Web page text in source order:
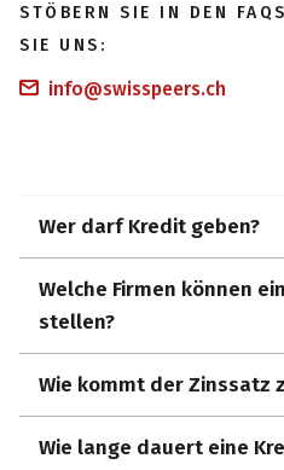
STÖBERN SIE IN DEN
SIE UNS:
info@swisspeers.ch
Wer darf Kredit geben?
Welche Firmen können
stellen?
Wie kommt der Zinssatz
Wie lange dauert eine